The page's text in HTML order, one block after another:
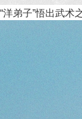
“洋弟子”悟出武术